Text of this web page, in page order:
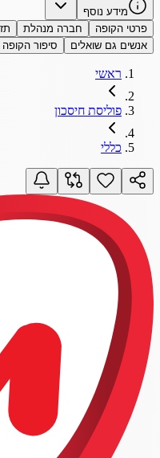
מידע נוסף
פרטי הקופה
חברה מנהלת
אנשים גם שואלים
סיפור הקופה
ראשי
פוליסת חיסכון
כללי